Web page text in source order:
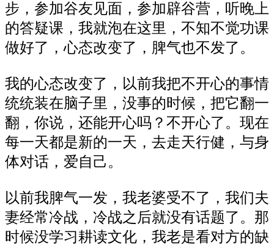
步，参加谷友见面，参加辟谷营，听晚上
的答疑课，我就泡在这里，不知不觉功课
做好了，心态改变了，脾气也不发了。
我的心态改变了，以前我把不开心的事情
统统装在脑子里，没事的时候，把它翻一
翻，你说，还能开心吗？不开心了。现在
每一天都是新的一天，去走天行健，与身
体对话，爱自己。
以前我脾气一发，我老婆受不了，我们夫
妻经常冷战，冷战之后就没有话题了。那
时候没学习耕读文化，我老是看对方的缺